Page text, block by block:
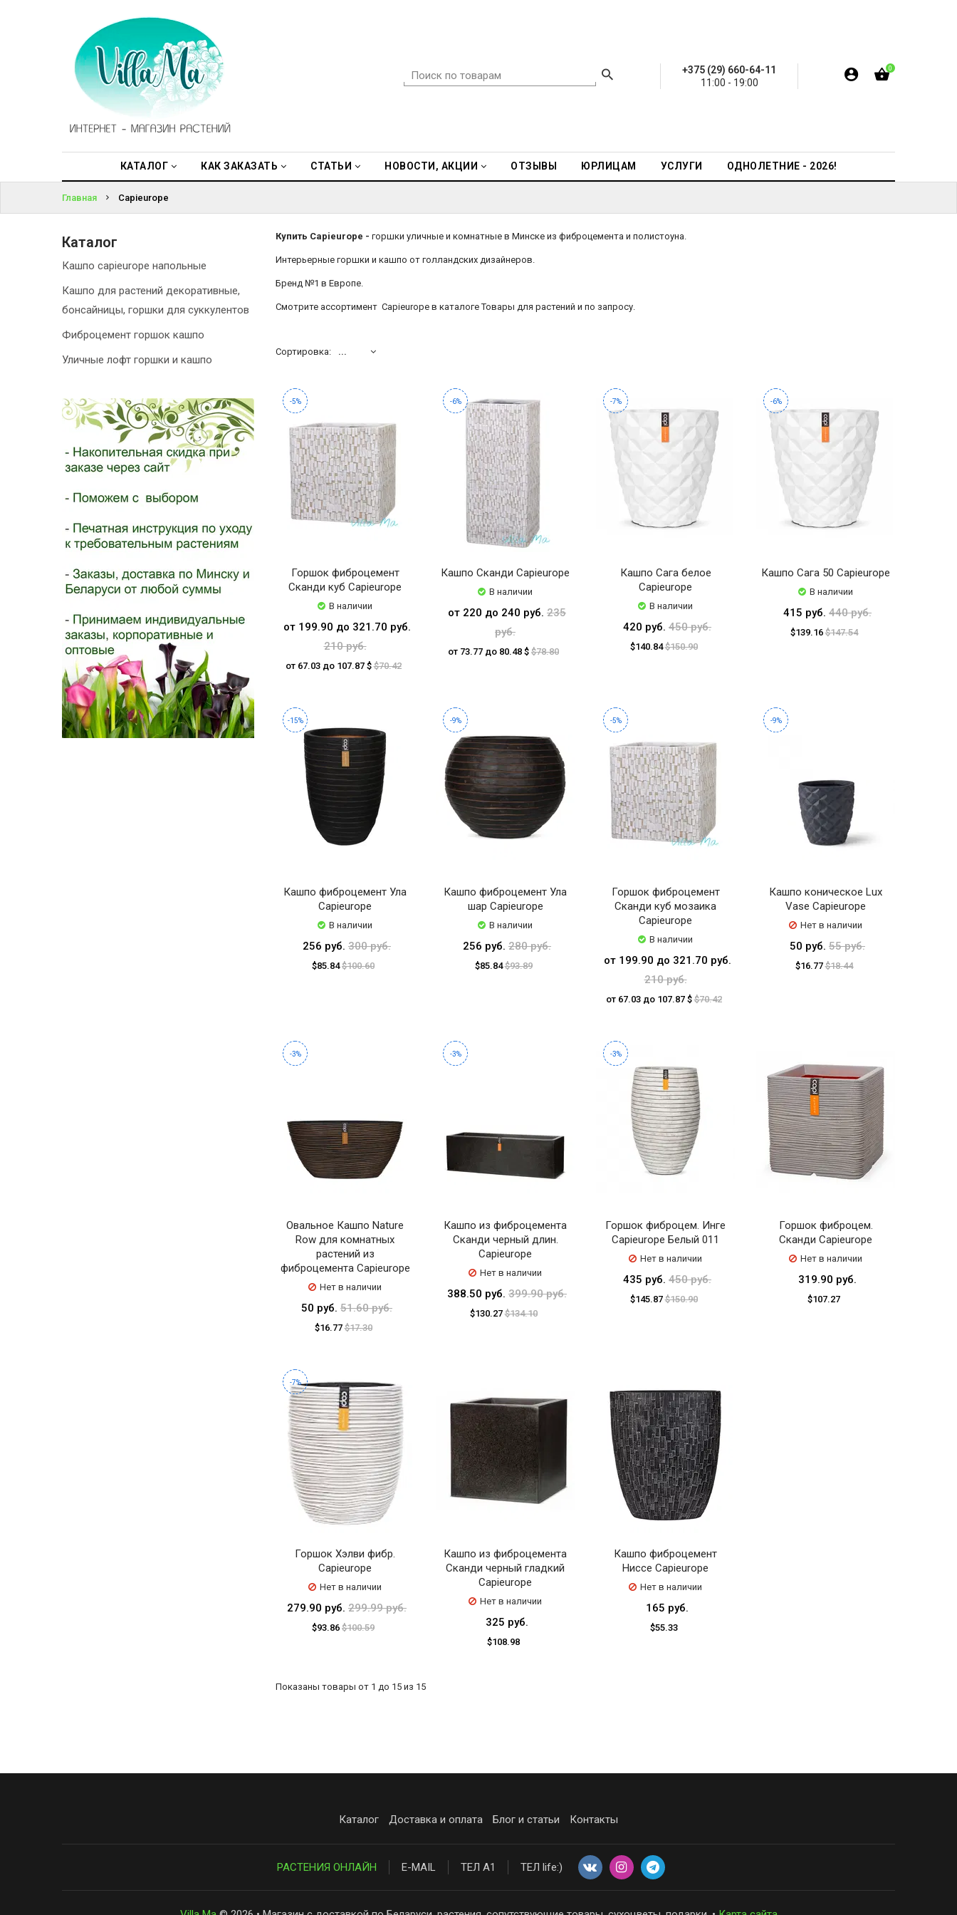
+375 (29) 660-64-11
11:00 - 19:00
0
КАТАЛОГ КАК ЗАКАЗАТЬ СТАТЬИ НОВОСТИ, АКЦИИ ОТЗЫВЫ ЮРЛИЦАМ УСЛУГИ ОДНОЛЕТНИЕ - 2026!
ЮРЛИЦАМ
ОДНОЛЕТНИЕ
ВОЙТИ
ПАРОЛЬ?
Главная Capieurope
Каталог
Кашпо capieurope напольные
Кашпо для растений декоративные,
бонсайницы, горшки для суккулентов
Фиброцемент горшок кашпо
Уличные лофт горшки и кашпо
Купить Capieurope - горшки уличные и комнатные в Минске из фиброцемента и полистоуна.
Интерьерные горшки и кашпо от голландских дизайнеров.
Бренд №1 в Европе.
Смотрите ассортимент Capieurope в каталоге Товары для растений и по запросу.
Сортировка: ...
-5%
Горшок фиброцемент
Сканди куб Capieurope
В наличии
от 199.90 до 321.70 руб.
210 руб.
от 67.03 до 107.87 $$70.42
-6%
Кашпо Сканди Capieurope
В наличии
от 220 до 240 руб. 235
руб.
от 73.77 до 80.48 $ $78.80
-7%
Кашпо Сага белое
Capieurope
В наличии
420 руб. 450 руб.
$140.84$150.90
-6%
Кашпо Сага 50 Capieurope
В наличии
415 руб. 440 руб.
$139.16$147.54
-15%
Кашпо фиброцемент Ула
Capieurope
В наличии
256 руб. 300 руб.
$85.84$100.60
-9%
Кашпо фиброцемент Ула
шар Capieurope
В наличии
256 руб. 280 руб.
$85.84$93.89
-5%
Горшок фиброцемент
Сканди куб мозаика
Capieurope
В наличии
от 199.90 до 321.70 руб.
210 руб.
от 67.03 до 107.87 $$70.42
-9%
Кашпо коническое Lux
Vase Capieurope
Нет в наличии
50 руб. 55 руб.
$16.77$18.44
-3%
Овальное Кашпо Nature
Row для комнатных
растений из
фиброцемента Capieurope
Нет в наличии
50 руб. 51.60 руб.
$16.77$17.30
-3%
Кашпо из фиброцемента
Сканди черный длин.
Capieurope
Нет в наличии
388.50 руб. 399.90 руб.
$130.27$134.10
-3%
Горшок фиброцем. Инге
Capieurope Белый 011
Нет в наличии
435 руб. 450 руб.
$145.87$150.90
Горшок фиброцем.
Сканди Capieurope
Нет в наличии
319.90 руб.
$107.27
-7%
Горшок Хэлви фибр.
Capieurope
Нет в наличии
279.90 руб. 299.99 руб.
$93.86 $100.59
Кашпо из фиброцемента
Сканди черный гладкий
Capieurope
Нет в наличии
325 руб.
$108.98
Кашпо фиброцемент
Ниссе Capieurope
Нет в наличии
165 руб.
$55.33
Показаны товары от 1 до 15 из 15
Каталог Доставка и оплата Блог и статьи Контакты
РАСТЕНИЯ ОНЛАЙН E-MAIL ТЕЛ А1 ТЕЛ life:)